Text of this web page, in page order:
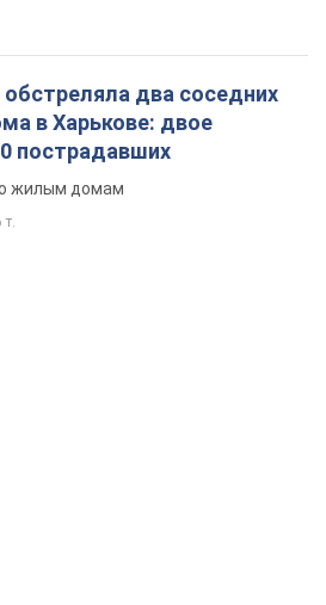
два соседних
в Харькове: двое
пострадавших
жилым домам
т.